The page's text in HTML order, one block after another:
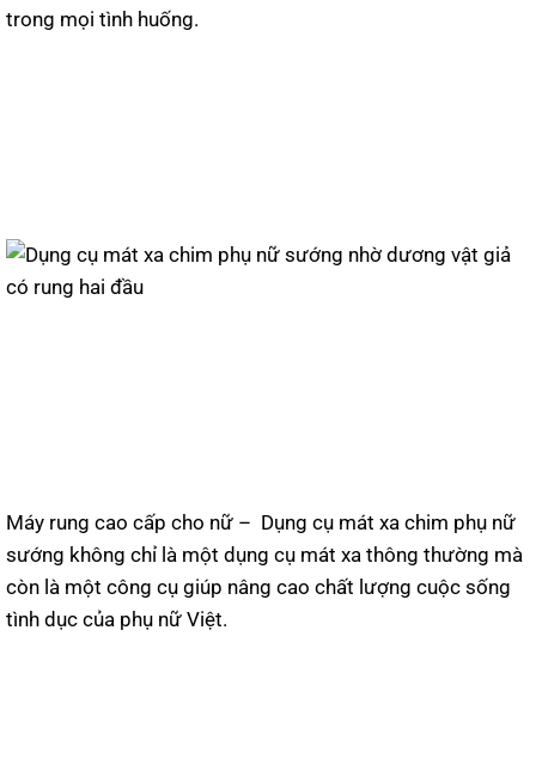
trong mọi tình huống.
Máy rung cao cấp cho nữ – Dụng cụ mát xa chim phụ nữ
sướng không chỉ là một dụng cụ mát xa thông thường mà
còn là một công cụ giúp nâng cao chất lượng cuộc sống
tình dục của phụ nữ Việt.